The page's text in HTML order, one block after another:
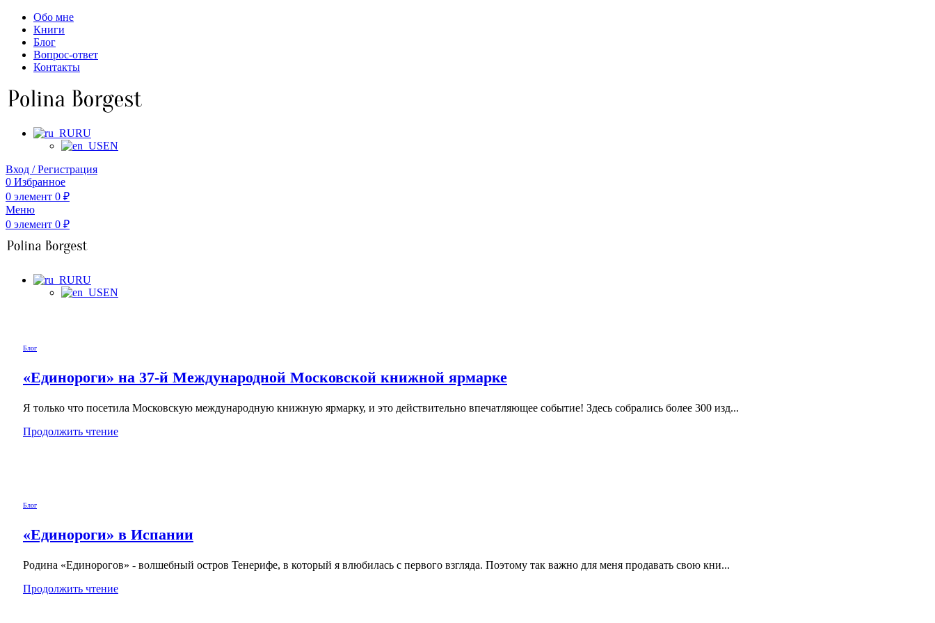
Обо мне
Книги
Блог
Вопрос-ответ
Контакты
RU
EN
Вход / Регистрация
0 Избранное
0 элемент 0 ₽
Меню
0 элемент 0 ₽
RU
EN
Блог
«Единороги» на 37-й Международной Московской книжной ярмарке
Я только что посетила Московскую международную книжную ярмарку, и это действительно впечатляющее событие! Здесь собрались более 300 изд...
Продолжить чтение
Блог
«Единороги» в Испании
Родина «Единорогов» - волшебный остров Тенерифе, в который я влюбилась с первого взгляда. Поэтому так важно для меня продавать свою кни...
Продолжить чтение